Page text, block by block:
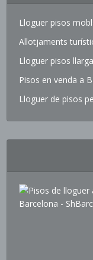
Lloguer pisos
Allotjaments
Lloguer pisos
Pisos en venda a
Lloguer de pisos